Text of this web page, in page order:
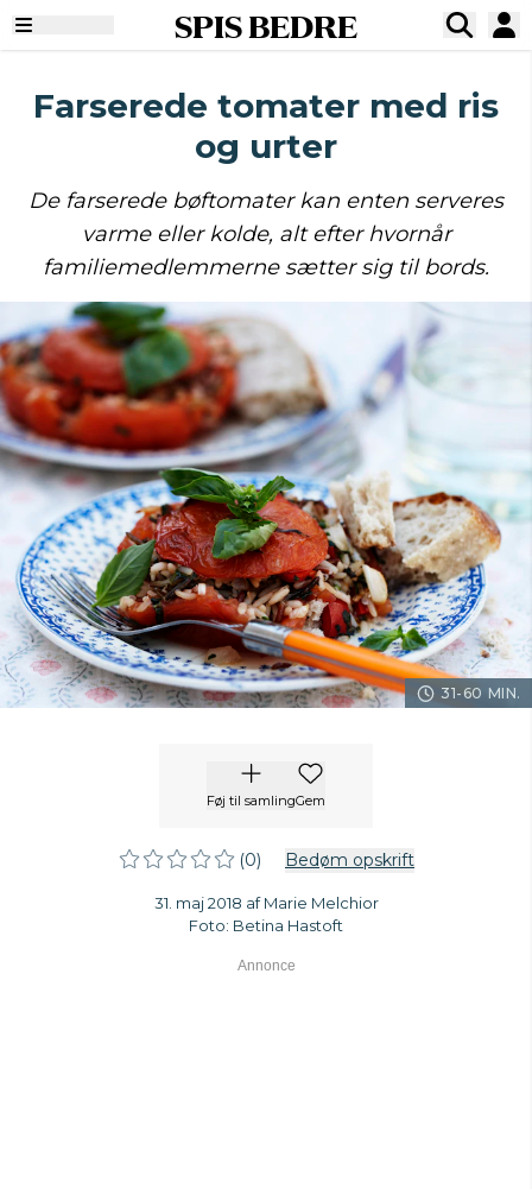
SPIS BEDRE
Farserede tomater med ris
og urter
De farserede bøftomater kan enten serveres
varme eller kolde, alt efter hvornår
familiemedlemmerne sætter sig til bords.
31-60 MIN.
Føj til samlingGem
(0) Bedøm opskrift
31. maj 2018 af Marie Melchior
Foto: Betina Hastoft